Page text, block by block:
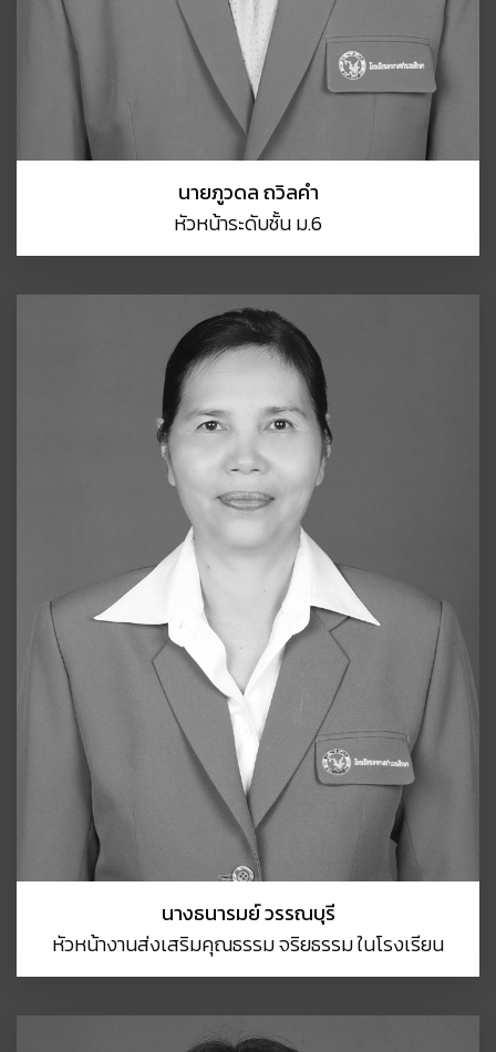
นายภูวดล ถวิลคำ
หัวหน้าระดับชั้น ม.6
นางธนารมย์ วรรณบุรี
หัวหน้างานส่งเสริมคุณธรรม จริยธรรม ในโรงเรียน